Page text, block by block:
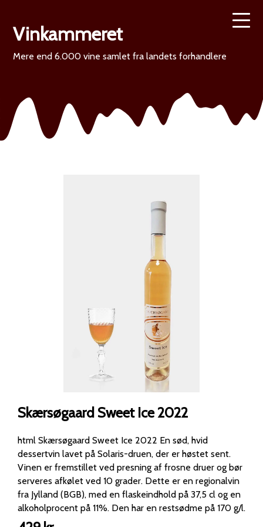
Vinkammeret
Mere end 6.000 vine samlet fra landets forhandlere
Skærsøgaard Sweet Ice 2022
html Skærsøgaard Sweet Ice 2022 En sød, hvid
dessertvin lavet på Solaris-druen, der er høstet sent.
Vinen er fremstillet ved presning af frosne druer og bør
serveres afkølet ved 10 grader. Dette er en regionalvin
fra Jylland (BGB), med en flaskeindhold på 37,5 cl og en
alkoholprocent på 11%. Den har en restsødme på 170 g/l.